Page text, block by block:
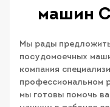
машин
Мы рады
посудомоечных
компания
профессиональном
мы готовы помочь